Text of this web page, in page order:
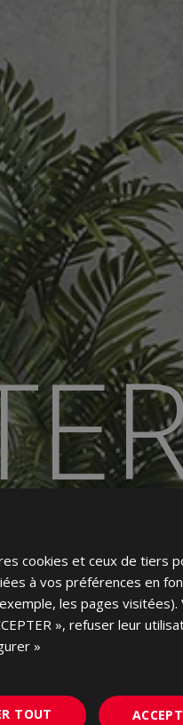
LA
cookies et ceux de tiers
à vos préférences en
les pages visitées).
», refuser leur
»
TOUT